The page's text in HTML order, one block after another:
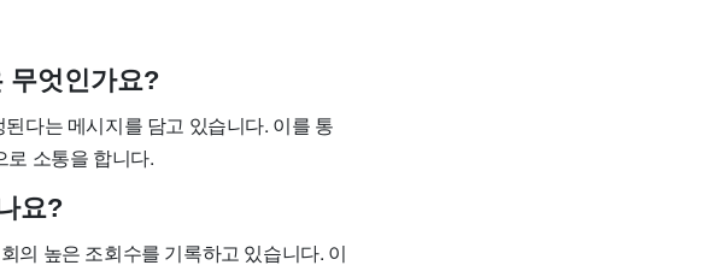
무엇인가요?
다는 메시지를 담고 있습니다. 이를 통
로 소통을 합니다.
요?
의 높은 조회수를 기록하고 있습니다. 이